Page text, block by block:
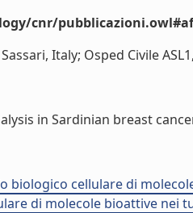
cnr/
Italy; Osped Civile
in Sardinian breast
biologico cellulare di
di molecole bioattive nei